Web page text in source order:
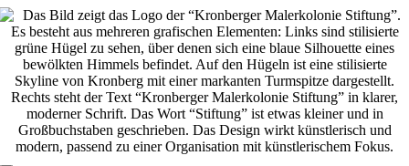
Zum
Inhalt
springen